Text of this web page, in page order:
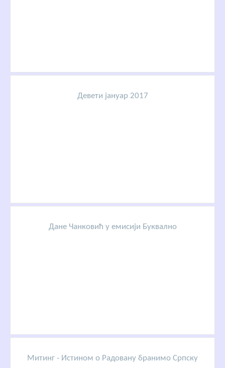
Девети јануар 2017
Дане Чанковић у емисији Буквално
Митинг - Истином о Радовану бранимо Српску